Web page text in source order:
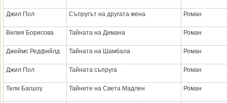
Джил Пол Съпругът на другата жена Роман
Вилия Борисова Тайната на Димана Роман
Джеймс Редфийлд Тайната на Шамбала Роман
Джил Пол Тайната съпруга Роман
Тили Багшоу Тайните на Света Мадлен Роман